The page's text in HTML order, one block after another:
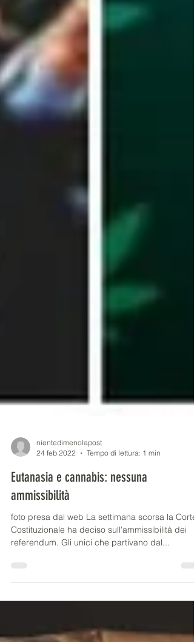
24 feb 2022
Tempo di lettura: 1 min
Eutanasia e cannabis: nessuna
ammissibilità
foto presa dal web La settimana scorsa la Corte
Costituzionale ha deciso sull'ammissibilità dei
referendum. Gli unici che partivano dal...